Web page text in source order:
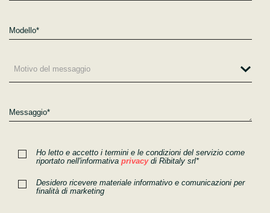
Motivo del messaggio
Messaggio*
Ho letto e accetto i termini e le condizioni del servizio come
riportato nell'informativa privacydi Ribitaly srl*
Desidero ricevere materiale informativo e comunicazioni per
finalità di marketing